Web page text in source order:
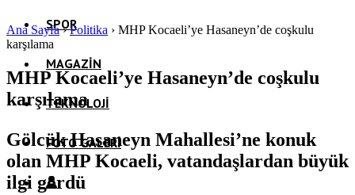
SPOR
MAGAZIN
TEKNOLOJI
FOTO GALERI
Ana Sayfa›Politika › MHP Kocaeli’ye Hasaneyn’de coşkulu
karşılama
MHP Kocaeli’ye Hasaneyn’de coşkulu
karşılama
Gölcük Hasaneyn Mahallesi’ne konuk
olan MHP Kocaeli, vatandaşlardan büyük
ilgi gördü